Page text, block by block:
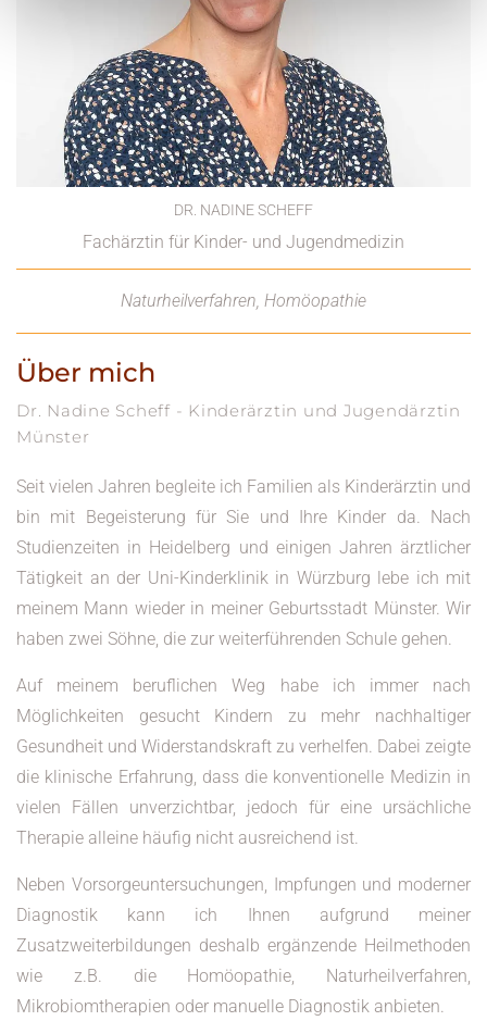
DR. NADINE SCHEFF
Fachärztin für Kinder- und Jugendmedizin
Naturheilverfahren, Homöopathie
Über mich
Dr. Nadine Scheff - Kinderärztin und Jugendärztin
Münster
Seit vielen Jahren begleite ich Familien als Kinderärztin und
bin mit Begeisterung für Sie und Ihre Kinder da. Nach
Studienzeiten in Heidelberg und einigen Jahren ärztlicher
Tätigkeit an der Uni-Kinderklinik in Würzburg lebe ich mit
meinem Mann wieder in meiner Geburtsstadt Münster. Wir
haben zwei Söhne, die zur weiterführenden Schule gehen.
Auf meinem beruflichen Weg habe ich immer nach
Möglichkeiten gesucht Kindern zu mehr nachhaltiger
Gesundheit und Widerstandskraft zu verhelfen. Dabei zeigte
die klinische Erfahrung, dass die konventionelle Medizin in
vielen Fällen unverzichtbar, jedoch für eine ursächliche
Therapie alleine häufig nicht ausreichend ist.
Neben Vorsorgeuntersuchungen, Impfungen und moderner
Diagnostik kann ich Ihnen aufgrund meiner
Zusatzweiterbildungen deshalb ergänzende Heilmethoden
wie z.B. die Homöopathie, Naturheilverfahren,
Mikrobiomtherapien oder manuelle Diagnostik anbieten.